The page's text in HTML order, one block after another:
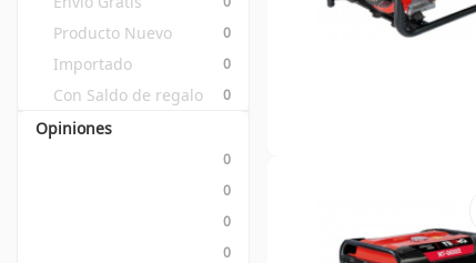
Producto Nuevo 0
Importado 0
Con Saldo de regalo 0
Opiniones
0
0
0
0